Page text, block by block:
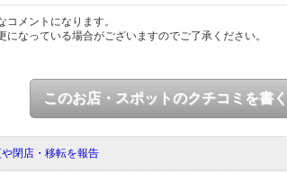
メントになります。
なっている場合がございますのでご了承ください。
このお店・スポットのクチコミを書く
閉店・移転を報告